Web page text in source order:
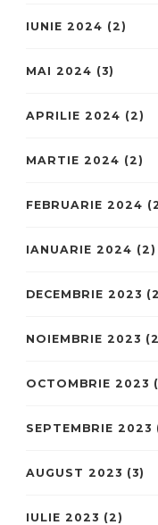
IUNIE 2024 (2)
MAI 2024 (3)
APRILIE 2024 (2)
MARTIE 2024 (2)
FEBRUARIE 2024
IANUARIE 2024 (2)
DECEMBRIE 2023
NOIEMBRIE 2023
OCTOMBRIE 2023
SEPTEMBRIE 2023
AUGUST 2023 (3)
IULIE 2023 (2)